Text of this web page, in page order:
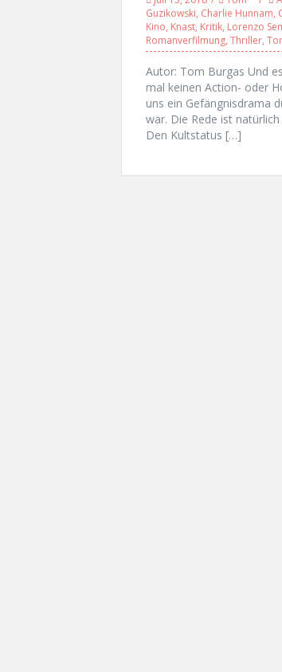
Guzikowski, Charlie Hunnam,
Kino, Knast, Kritik, Lorenzo
Romanverfilmung, Thriller,
Autor: Tom Burgas Und
mal keinen Action- oder
uns ein Gefängnisdrama
war. Die Rede ist
Den Kultstatus […]